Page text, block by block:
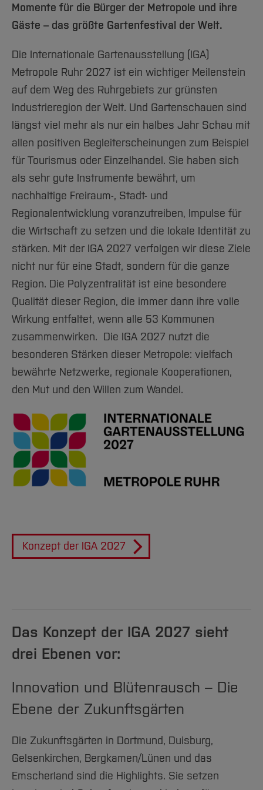
Arbeiten im FB G
Forschung und Projekte
International
Service
Studiengänge
Studieninteressierte
Aktuelles
Studium
Fachgruppen
Forschung und Entwicklung
International
Team
Service
Amtliche Bekanntmachungen
Notfall-Infos
Familiengerechte Hochschule
Gleichstellung
Diskriminierungsfreie Hochschule
Vertretungen
Wahlen
Hochschulbibliothek
Hochschulkommunikation
International Office
Medienzentrum
qed-Stiftung
Zentrale Studienberatung
Momente für die Bürger der Metropole und ihre
Gäste – das größte Gartenfestival der Welt.
Die Internationale Gartenausstellung (IGA)
Metropole Ruhr 2027 ist ein wichtiger Meilenstein
auf dem Weg des Ruhrgebiets zur grünsten
Industrieregion der Welt. Und Gartenschauen sind
längst viel mehr als nur ein halbes Jahr Schau mit
allen positiven Begleiterscheinungen zum Beispiel
für Tourismus oder Einzelhandel. Sie haben sich
als sehr gute Instrumente bewährt, um
nachhaltige Freiraum-, Stadt- und
Regionalentwicklung voranzutreiben, Impulse für
die Wirtschaft zu setzen und die lokale Identität zu
stärken. Mit der IGA 2027 verfolgen wir diese Ziele
nicht nur für eine Stadt, sondern für die ganze
Region. Die Polyzentralität ist eine besondere
Qualität dieser Region, die immer dann ihre volle
Wirkung entfaltet, wenn alle 53 Kommunen
zusammenwirken. Die IGA 2027 nutzt die
besonderen Stärken dieser Metropole: vielfach
bewährte Netzwerke, regionale Kooperationen,
den Mut und den Willen zum Wandel.
Konzept der IGA 2027
Das Konzept der IGA 2027 sieht
drei Ebenen vor:
Innovation und Blütenrausch – Die
Ebene der Zukunftsgärten
Die Zukunftsgärten in Dortmund, Duisburg,
Gelsenkirchen, Bergkamen/Lünen und das
Emscherland sind die Highlights. Sie setzen